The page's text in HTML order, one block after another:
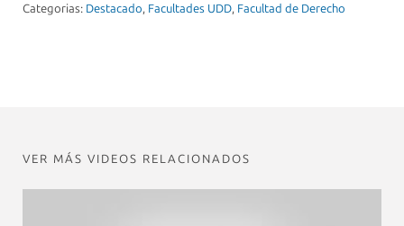
Categorias: Destacado, Facultades UDD, Facultad de Derecho
VER MÁS VIDEOS RELACIONADOS